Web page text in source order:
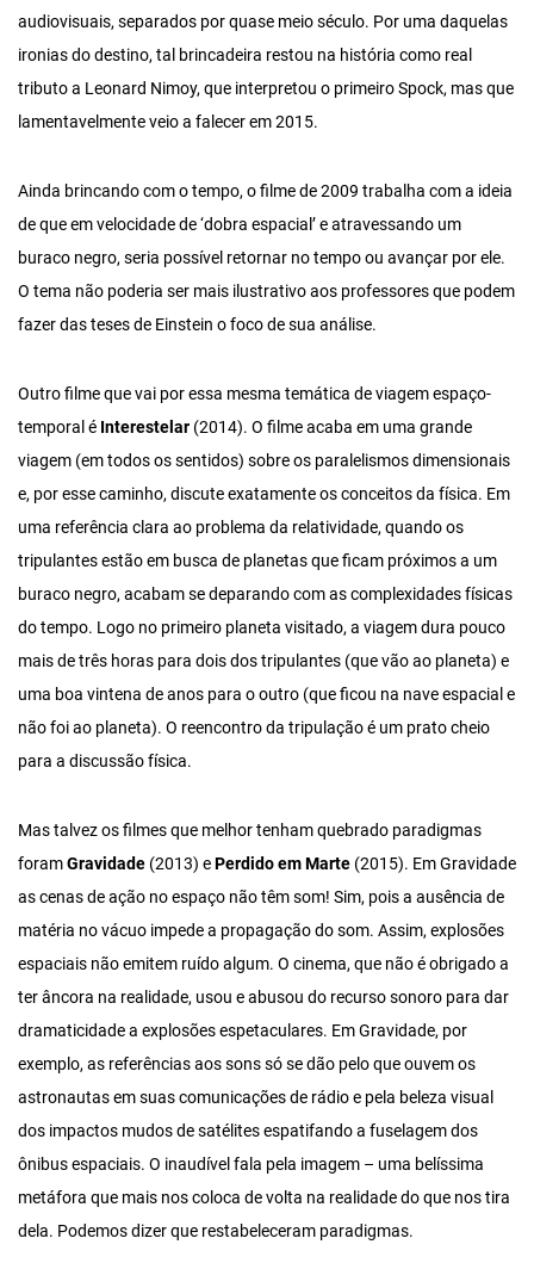
audiovisuais, separados por quase meio século. Por uma daquelas
ironias do destino, tal brincadeira restou na história como real
tributo a Leonard Nimoy, que interpretou o primeiro Spock, mas que
lamentavelmente veio a falecer em 2015.
Ainda brincando com o tempo, o filme de 2009 trabalha com a ideia
de que em velocidade de ‘dobra espacial’ e atravessando um
buraco negro, seria possível retornar no tempo ou avançar por ele.
O tema não poderia ser mais ilustrativo aos professores que podem
fazer das teses de Einstein o foco de sua análise.
Outro filme que vai por essa mesma temática de viagem espaço-
temporal é Interestelar (2014). O filme acaba em uma grande
viagem (em todos os sentidos) sobre os paralelismos dimensionais
e, por esse caminho, discute exatamente os conceitos da física. Em
uma referência clara ao problema da relatividade, quando os
tripulantes estão em busca de planetas que ficam próximos a um
buraco negro, acabam se deparando com as complexidades físicas
do tempo. Logo no primeiro planeta visitado, a viagem dura pouco
mais de três horas para dois dos tripulantes (que vão ao planeta) e
uma boa vintena de anos para o outro (que ficou na nave espacial e
não foi ao planeta). O reencontro da tripulação é um prato cheio
para a discussão física.
Mas talvez os filmes que melhor tenham quebrado paradigmas
foramGravidade (2013) ePerdido em Marte (2015). Em Gravidade
as cenas de ação no espaço não têm som! Sim, pois a ausência de
matéria no vácuo impede a propagação do som. Assim, explosões
espaciais não emitem ruído algum. O cinema, que não é obrigado a
ter âncora na realidade, usou e abusou do recurso sonoro para dar
dramaticidade a explosões espetaculares. Em Gravidade, por
exemplo, as referências aos sons só se dão pelo que ouvem os
astronautas em suas comunicações de rádio e pela beleza visual
dos impactos mudos de satélites espatifando a fuselagem dos
ônibus espaciais. O inaudível fala pela imagem – uma belíssima
metáfora que mais nos coloca de volta na realidade do que nos tira
dela. Podemos dizer que restabeleceram paradigmas.